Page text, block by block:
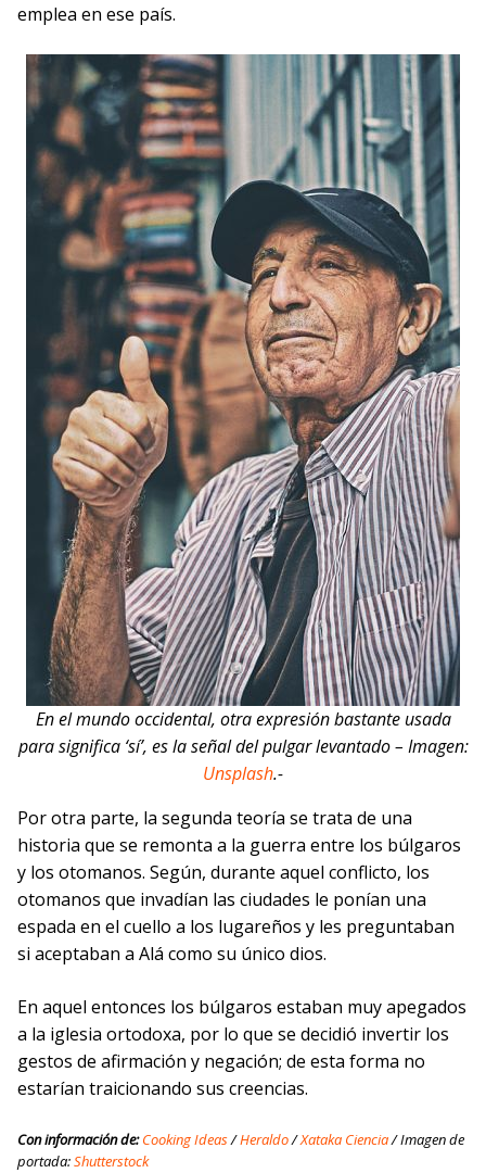
emplea en ese país.
En el mundo occidental, otra expresión bastante usada
para significa ‘sí’, es la señal del pulgar levantado – Imagen:
Unsplash.-
Por otra parte, la segunda teoría se trata de una
historia que se remonta a la guerra entre los búlgaros
y los otomanos. Según, durante aquel conflicto, los
otomanos que invadían las ciudades le ponían una
espada en el cuello a los lugareños y les preguntaban
si aceptaban a Alá como su único dios.
En aquel entonces los búlgaros estaban muy apegados
a la iglesia ortodoxa, por lo que se decidió invertir los
gestos de afirmación y negación; de esta forma no
estarían traicionando sus creencias.
Con información de: Cooking Ideas/Heraldo/Xataka Ciencia/ Imagen de
portada:Shutterstock